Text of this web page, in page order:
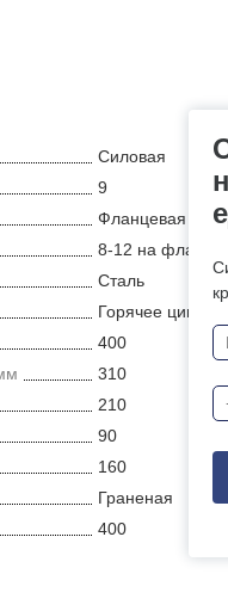
Силовая
9
Фланцевая
8-12 на фланце
Сталь
Горячее
400
310
210
90
160
Граненая
400